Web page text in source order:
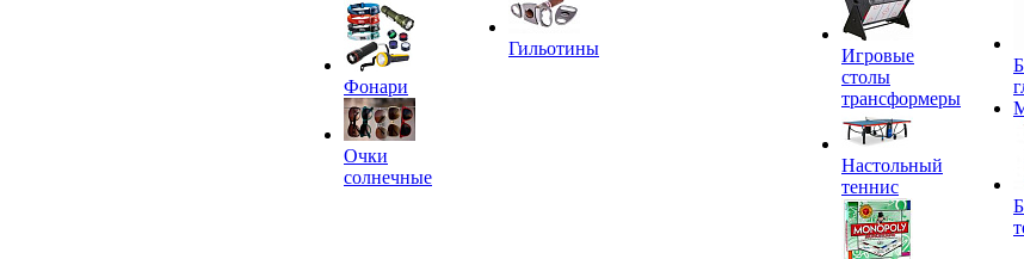
Фонари
Очки
солнечные
Гильотины
Игровые
столы
трансформеры
Настольный
теннис